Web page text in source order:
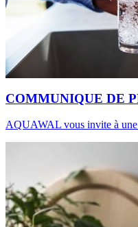
COMMUNIQUE DE
AQUAWAL vous invite à une